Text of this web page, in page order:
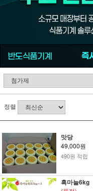
정렬
맛당
49,000원
490원 적립
흑마늘6kg